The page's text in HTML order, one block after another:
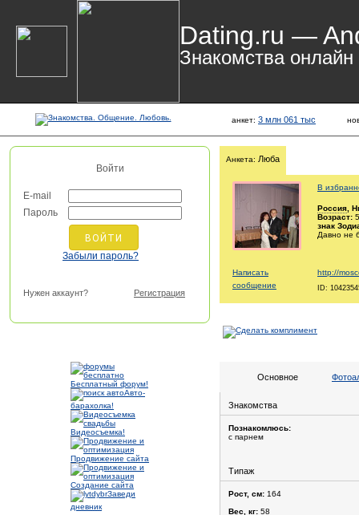
Dating.ru —
Знакомства онлайн
анкет: 3 млн 061 тыс
Войти
E-mail
Пароль
Забыли пароль?
Нужен аккаунт? Регистрация
Бесплатный форум!
Авто-
барахолка!
Видеосъемка!
Продвижение сайта
Создание сайта
Заведи
дневник
Анкета: Люба
В
Россия ,
Возраст:
знак
Давно не
Написать
сообщение
http://
ID:
Основное
Знакомства
Познакомлюсь:
с парнем
Типаж
Рост, см: 164
Вес, кг: 58